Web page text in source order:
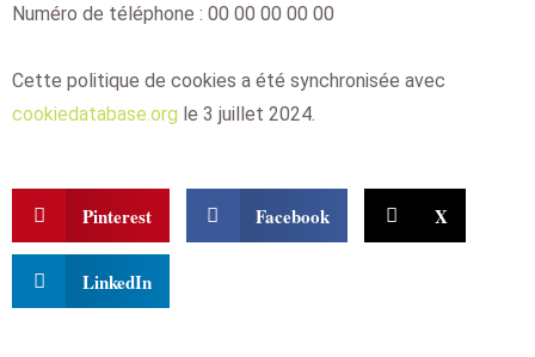
Numéro de téléphone : 00 00 00 00 00
Cette politique de cookies a été synchronisée avec
cookiedatabase.org le 3 juillet 2024.
Pinterest Facebook X
LinkedIn